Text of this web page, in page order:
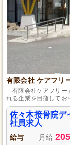
有限会社 ケアフリ
「有限会社ケアフリ
れる企業を目指してお
自立を促す介護を提
看護師や実務経験が
期勤務を支えます。
佐々木接骨院デ
社員求人
給与 月給